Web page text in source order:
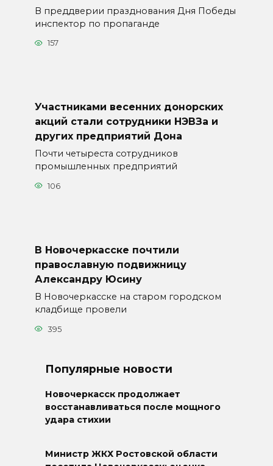
В преддверии празднования Дня Победы
инспектор по пропаганде
157
Участниками весенних донорских
акций стали сотрудники НЭВЗа и
других предприятий Дона
Почти четыреста сотрудников
промышленных предприятий
106
В Новочеркасске почтили
православную подвижницу
Александру Юсину
В Новочеркасске на старом городском
кладбище провели
395
Популярные новости
Новочеркасск продолжает
восстанавливаться после мощного
удара стихии
Министр ЖКХ Ростовской области